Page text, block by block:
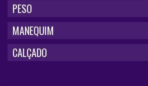
PESO
MANEQUIM
CALÇADO